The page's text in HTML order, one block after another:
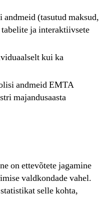
(tasutud maksud,
ja interaktiivsete
kui ka
andmeid EMTA
majandusaasta
on ettevõtete jagamine
valdkondade vahel.
selle kohta,